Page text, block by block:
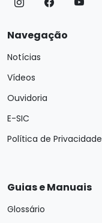
Navegação
Notícias
Vídeos
Ouvidoria
E-SIC
Política de Privacidade
Guias e Manuais
Glossário